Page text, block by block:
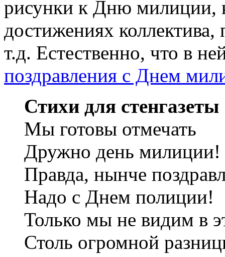
рисунки к Дню милиции,
достижениях коллектива,
т.д. Естественно, что в
поздравления с Днем
Стихи для стенгазеты
Мы готовы отмечать
Дружно день милиции!
Правда, нынче
Надо с Днем полиции!
Только мы не видим в
Столь огромной